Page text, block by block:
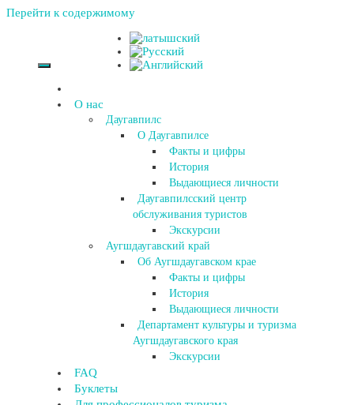
Перейти к содержимому
О нас
Даугавпилс
О Даугавпилсе
Факты и цифры
История
Выдающиеся личности
Даугавпилсский центр
обслуживания туристов
Экскурсии
Аугшдаугавский край
Об Аугшдаугавском крае
Факты и цифры
История
Выдающиеся личности
Департамент культуры и туризма
Аугшдаугавского края
Экскурсии
FAQ
Буклеты